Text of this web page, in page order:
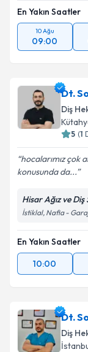
En Yakın Saatler
10 Ağu
09:00
Dt.
Diş
5 (1
hocalarımız çok
konusunda da...
Hisar Ağız ve Diş
İstiklal, Nafia -
En Yakın Saatler
10:00
Dt.
Diş